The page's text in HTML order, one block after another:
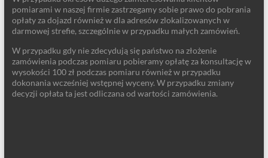
pomiarami w naszej firmie zastrzegamy sobie prawo do pobrania
opłaty za dojazd również w dla adresów zlokalizowanych w
darmowej strefie, szczególnie w przypadku małych zamówień.
W przypadku gdy nie zdecydują się państwo na złożenie
zamówienia podczas pomiaru pobieramy opłatę za konsultację w
wysokości 100 zł podczas pomiaru również w przypadku
dokonania wcześniej wstępnej wyceny. W przypadku zmiany
decyzji opłata ta jest odliczana od wartości zamówienia.